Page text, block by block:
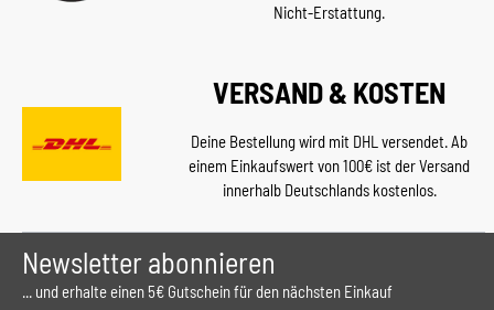
Nicht-Erstattung.
VERSAND & KOSTEN
Deine Bestellung wird mit DHL versendet. Ab
einem Einkaufswert von 100€ ist der Versand
innerhalb Deutschlands kostenlos.
Newsletter abonnieren
... und erhalte einen 5€ Gutschein für den nächsten Einkauf